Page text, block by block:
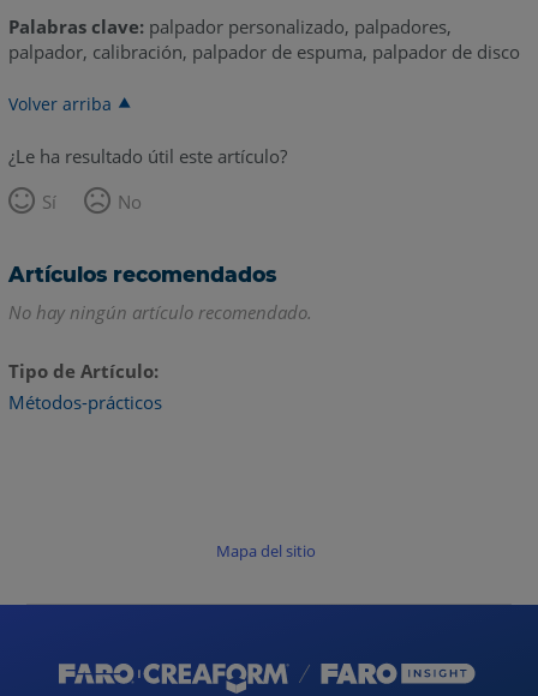
Palabras clave:palpador personalizado, palpadores,
palpador, calibración, palpador de espuma, palpador de disco
Volver arriba
¿Le ha resultado útil este artículo?
Sí
No
Artículos recomendados
No hay ningún artículo recomendado.
Tipo de Artículo
Métodos-prácticos
Mapa del sitio